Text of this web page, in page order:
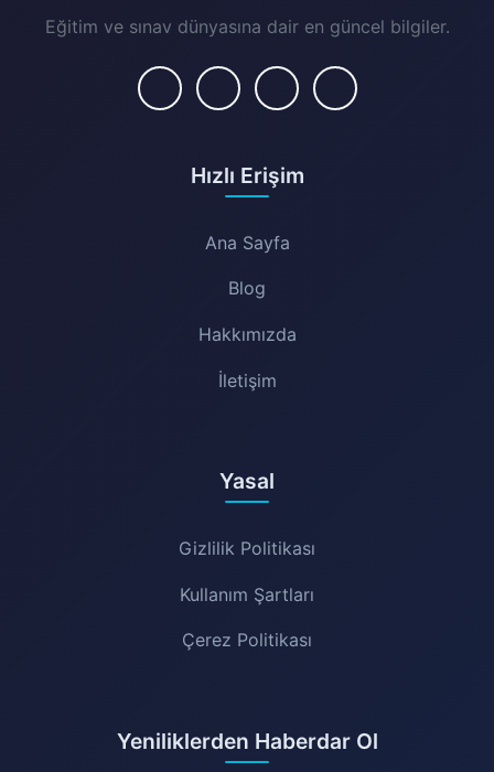
Eğitim ve sınav dünyasına dair en güncel bilgiler.
Hızlı Erişim
Ana Sayfa
Blog
Hakkımızda
İletişim
Yasal
Gizlilik Politikası
Kullanım Şartları
Çerez Politikası
Yeniliklerden Haberdar Ol